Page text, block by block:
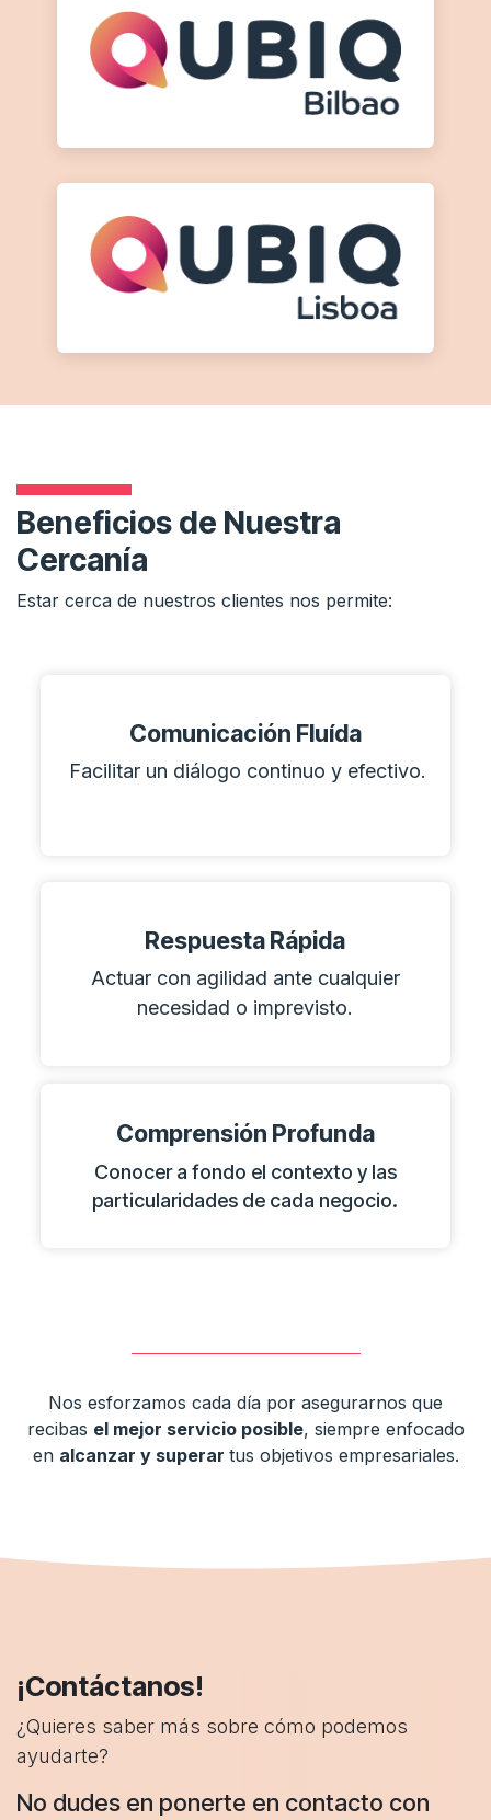
Beneficios de Nuestra
Cercanía
Estar cerca de nuestros clientes nos permite:
Comunicación Fluída
Facilitar un diálogo continuo y efectivo.
Respuesta Rápida
Actuar con agilidad ante cualquier
necesidad o imprevisto.
Comprensión Profunda
Conocer a fondo el contexto y las
particularidades de cada negocio.
Nos esforzamos cada día por asegurarnos que
recibas el mejor servicio posible, siempre enfocado
en alcanzar y superar tus objetivos empresariales.
¡Contáctanos!
¿Quieres saber más sobre cómo podemos
ayudarte?
No dudes en ponerte en contacto con